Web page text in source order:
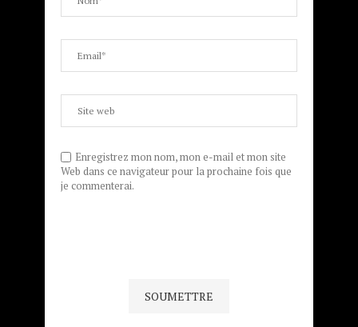
Enregistrez mon nom, mon e-mail et mon site
Web dans ce navigateur pour la prochaine fois que
je commenterai.